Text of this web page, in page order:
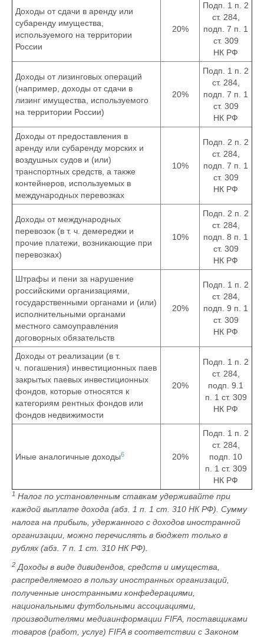
Доходы от сдачи в аренду или
субаренду имущества,
используемого на территории
России
20%
Подп. 1 п. 2
ст. 284,
подп. 7 п. 1
ст. 309
НК РФ
Доходы от лизинговых операций
(например, доходы от сдачи в
лизинг имущества, используемого
на территории России)
20%
Подп. 1 п. 2
ст. 284,
подп. 7 п. 1
ст. 309
НК РФ
Доходы от предоставления в
аренду или субаренду морских и
воздушных судов и (или)
транспортных средств, а также
контейнеров, используемых в
международных перевозках
10%
Подп. 2 п. 2
ст. 284,
подп. 7 п. 1
ст. 309
НК РФ
Доходы от международных
перевозок (в т. ч. демереджи и
прочие платежи, возникающие при
перевозках)
10%
Подп. 2 п. 2
ст. 284,
подп. 8 п. 1
ст. 309
НК РФ
Штрафы и пени за нарушение
российскими организациями,
государственными органами и (или)
исполнительными органами
местного самоуправления
договорных обязательств
20%
Подп. 1 п. 2
ст. 284,
подп. 9 п. 1
ст. 309
НК РФ
Доходы от реализации (в т.
ч. погашения) инвестиционных паев
закрытых паевых инвестиционных
фондов, которые относятся к
категориям рентных фондов или
фондов недвижимости
20%
Подп. 1 п. 2
ст. 284,
подп. 9.1
п. 1 ст. 309
НК РФ
Иные аналогичные доходы6 20%
Подп. 1 п. 2
ст. 284,
подп. 10
п. 1 ст. 309
НК РФ
1 Налог по установленным ставкам удерживайте при
каждой выплате дохода (абз. 1 п. 1 ст. 310 НК РФ). Сумму
налога на прибыль, удержанного с доходов иностранной
организации, можно перечислять в бюджет только в
рублях (абз. 7 п. 1 ст. 310 НК РФ).
2 Доходы в виде дивидендов, средств и имущества,
распределяемого в пользу иностранных организаций,
полученные иностранными конфедерациями,
национальными футбольными ассоциациями,
производителями медиаинформации FIFA, поставщиками
товаров (работ, услуг) FIFA в соответствии с Законом